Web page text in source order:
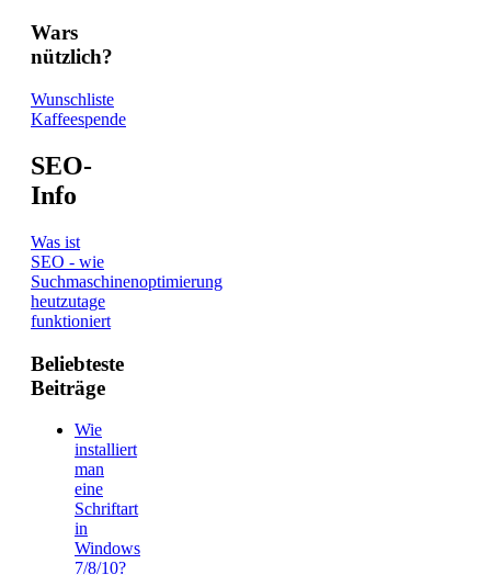
Wars
nützlich?
Wunschliste
Kaffeespende
SEO-
Info
Was ist
SEO - wie
Suchmaschinenoptimierung
heutzutage
funktioniert
Beliebteste
Beiträge
Wie
installiert
man
eine
Schriftart
in
Windows
7/8/10?